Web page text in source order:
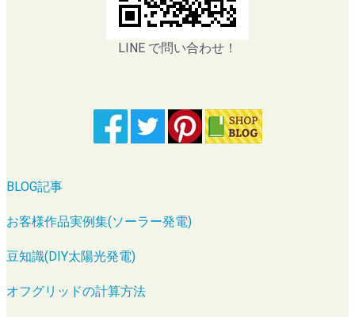
LINE で問い合わせ！
BLOG記事
お客様作品実例集(ソーラー発電)
豆知識(DIY太陽光発電)
オフグリッドの計算方法